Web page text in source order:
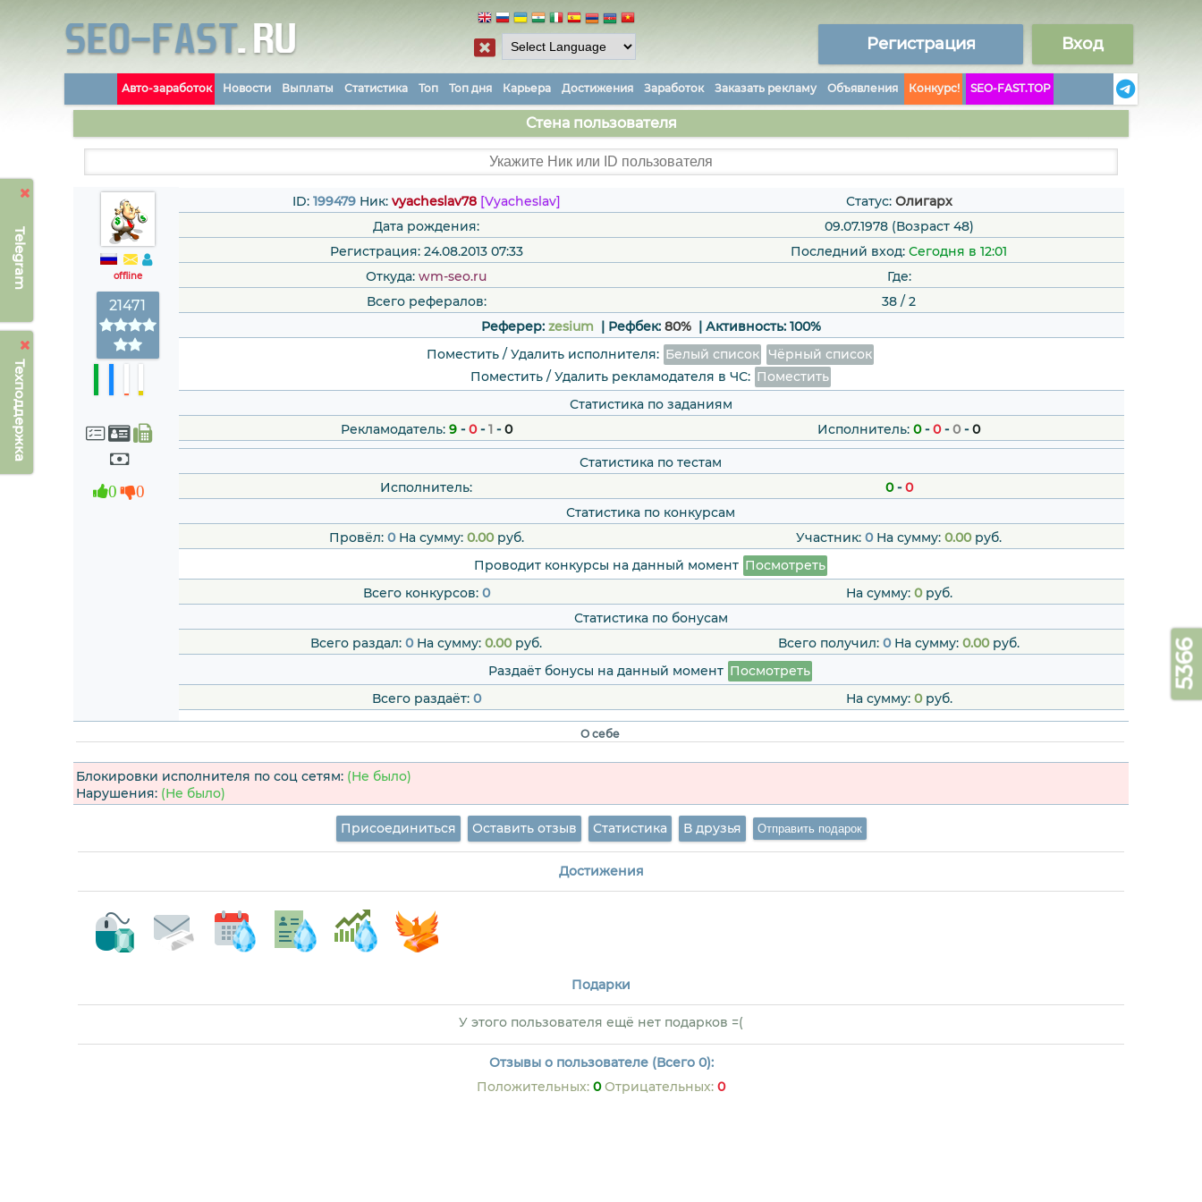
Telegram
Техподдержка
Регистрация Вход
Авто-заработок Новости Выплаты Статистика Топ Топ дня Карьера Достижения Заработок Заказать рекламу Объявления Конкурс! SEO-FAST.TOP
Стена пользователя
offline
21471
0 0
ID: 199479Ник: vyacheslav78 [Vyacheslav] Статус: Олигарх
Дата рождения:
09.07.1978 (Возраст 48)
Регистрация: 24.08.2013 07:33
Последний вход: Сегодня в 12:01
Откуда: wm-seo.ru
Где:
Всего рефералов:
38 / 2
Реферер: zesium | Рефбек: 80%| Активность: 100%
Поместить / Удалить исполнителя: Белый список
Чёрный список
Поместить / Удалить рекламодателя в ЧС: Поместить
Статистика по заданиям
Рекламодатель: 9-0-1 -0 Исполнитель: 0-0-0-0
Статистика по тестам
Исполнитель:
0-0
Статистика по конкурсам
Провёл: 0На сумму: 0.00руб. Участник: 0На сумму: 0.00руб.
Проводит конкурсы на данный момент Посмотреть
Всего конкурсов: 0 На сумму: 0руб.
Статистика по бонусам
Всего раздал: 0На сумму: 0.00руб. Всего получил: 0На сумму: 0.00руб.
Раздаёт бонусы на данный момент Посмотреть
Всего раздаёт: 0 На сумму: 0руб.
О себе
Блокировки исполнителя по соц сетям: (Не было)
Нарушения: (Не было)
Присоединиться Оставить отзыв Статистика В друзья
Достижения
Подарки
У этого пользователя ещё нет подарков =(
Отзывы о пользователе (Всего 0):
Положительных: 0 Отрицательных: 0
5366